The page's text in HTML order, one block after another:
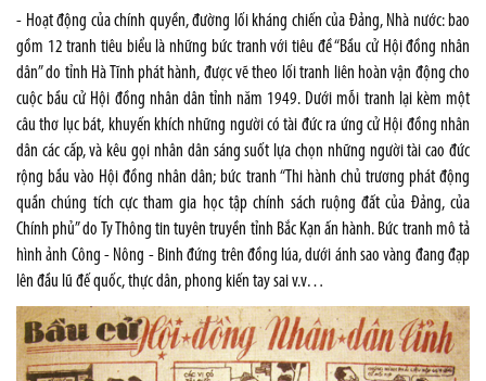
- Hoạt động của chính quyền, đường lối kháng chiến của Đảng, Nhà nước: bao
gồm 12 tranh tiêu biểu là những bức tranh với tiêu đề “Bầu cử Hội đồng nhân
dân” do tỉnh Hà Tĩnh phát hành, được vẽ theo lối tranh liên hoàn vận động cho
cuộc bầu cử Hội đồng nhân dân tỉnh năm 1949. Dưới mỗi tranh lại kèm một
câu thơ lục bát, khuyến khích những người có tài đức ra ứng cử Hội đồng nhân
dân các cấp, và kêu gọi nhân dân sáng suốt lựa chọn những người tài cao đức
rộng bầu vào Hội đồng nhân dân; bức tranh “Thi hành chủ trương phát động
quần chúng tích cực tham gia học tập chính sách ruộng đất của Đảng, của
Chính phủ” do Ty Thông tin tuyên truyền tỉnh Bắc Kạn ấn hành. Bức tranh mô tả
hình ảnh Công - Nông - Binh đứng trên đồng lúa, dưới ánh sao vàng đang đạp
lên đầu lũ đế quốc, thực dân, phong kiến tay sai v.v…